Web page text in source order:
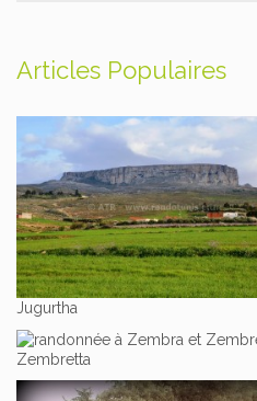
Articles Populaires
Jugurtha
Zembretta